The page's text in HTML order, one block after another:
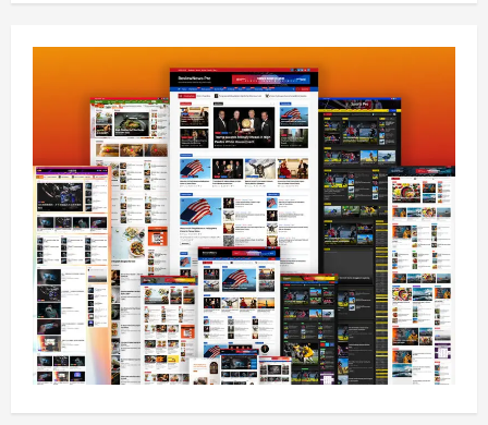
4
غوره بولي
0
5
افغانستان
کورنیو چارو وزارت: حیرتان کې د بهرنیو
اسعارو د قاچاق هڅه شنډه شوه
sharqnewsglobal.com
August 6, 2026
1
افغانستان
ننګرهار کې د تېلو یو شمېر پمپونه وتړل شول
sharqnewsglobal.com
August 6, 2026
0
افغانستان